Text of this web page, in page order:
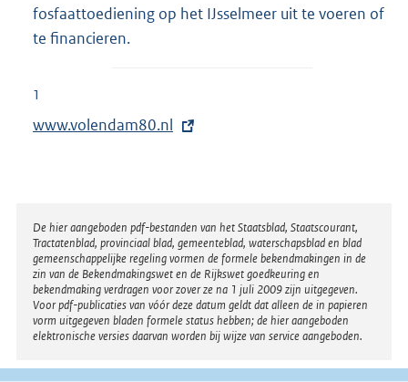
fosfaattoediening op het IJsselmeer uit te voeren of
te financieren.
1
E
r
n
e
l
i
n
k
www.volendam80.nl
Disclaimer
De hier aangeboden pdf-bestanden van het Staatsblad, Staatscourant,
Tractatenblad, provinciaal blad, gemeenteblad, waterschapsblad en blad
gemeenschappelijke regeling vormen de formele bekendmakingen in de
zin van de Bekendmakingswet en de Rijkswet goedkeuring en
bekendmaking verdragen voor zover ze na 1 juli 2009 zijn uitgegeven.
Voor pdf-publicaties van vóór deze datum geldt dat alleen de in papieren
vorm uitgegeven bladen formele status hebben; de hier aangeboden
elektronische versies daarvan worden bij wijze van service aangeboden.